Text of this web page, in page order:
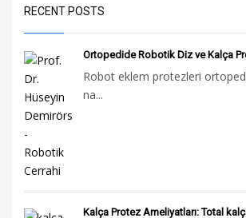
RECENT POSTS
Ortopedide Robotik Diz ve Kalça
Robot eklem protezleri
na...
Kalça Protez Ameliyatları: Total